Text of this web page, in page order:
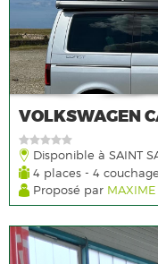
VOLKSWAGEN
Disponible à SAINT
4 places - 4
Proposé par MAXIME